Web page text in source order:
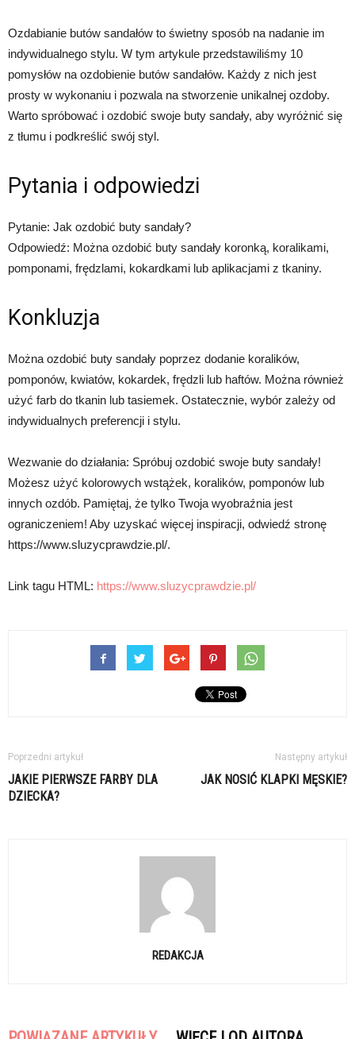
Ozdabianie butów sandałów to świetny sposób na nadanie im
indywidualnego stylu. W tym artykule przedstawiliśmy 10
pomysłów na ozdobienie butów sandałów. Każdy z nich jest
prosty w wykonaniu i pozwala na stworzenie unikalnej ozdoby.
Warto spróbować i ozdobić swoje buty sandały, aby wyróżnić się
z tłumu i podkreślić swój styl.
Pytania i odpowiedzi
Pytanie: Jak ozdobić buty sandały?
Odpowiedź: Można ozdobić buty sandały koronką, koralikami,
pomponami, frędzlami, kokardkami lub aplikacjami z tkaniny.
Konkluzja
Można ozdobić buty sandały poprzez dodanie koralików,
pomponów, kwiatów, kokardek, frędzli lub haftów. Można również
użyć farb do tkanin lub tasiemek. Ostatecznie, wybór zależy od
indywidualnych preferencji i stylu.
Wezwanie do działania: Spróbuj ozdobić swoje buty sandały!
Możesz użyć kolorowych wstążek, koralików, pomponów lub
innych ozdób. Pamiętaj, że tylko Twoja wyobraźnia jest
ograniczeniem! Aby uzyskać więcej inspiracji, odwiedź stronę
https://www.sluzycprawdzie.pl/.
Link tagu HTML: https://www.sluzycprawdzie.pl/
Poprzedni artykuł
JAKIE PIERWSZE FARBY DLA
DZIECKA?
Następny artykuł
JAK NOSIĆ KLAPKI MĘSKIE?
REDAKCJA